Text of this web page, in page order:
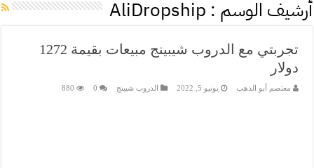
أرشيف الوسم : AliDropship
تجربتي مع الدروب شيبينج مبيعات بقيمة 1272
دولار
معتصم أبو الذهب يونيو 5, 2022 الدروب شيبنج 0
880